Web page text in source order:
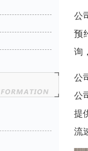
公
预
询
公
公
提
流